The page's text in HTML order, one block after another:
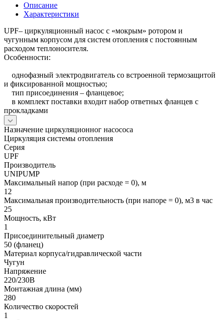
Описание
Характеристики
UPF– циркуляционный насос с «мокрым» ротором и
чугунным корпусом для систем отопления с постоянным
расходом теплоносителя.
Особенности:
однофазный электродвигатель со встроенной термозащитой
и фиксированной мощностью;
тип присоединения – фланцевое;
в комплект поставки входит набор ответных фланцев с
прокладками
Назначение циркуляционног насососа
Циркуляция системы отопления
Серия
UPF
Производитель
UNIPUMP
Максимальный напор (при расходе = 0), м
12
Максимальная производительность (при напоре = 0), м3 в час
25
Мощность, кВт
1
Присоединительный диаметр
50 (фланец)
Материал корпуса/гидравлической части
Чугун
Напряжение
220/230В
Монтажная длина (мм)
280
Количество скоростей
1